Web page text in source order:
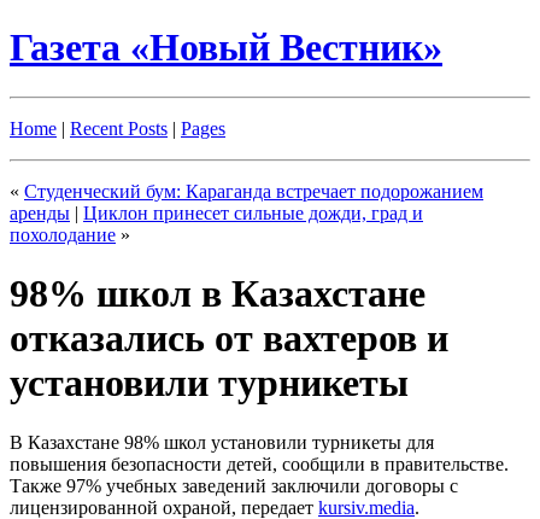
Газета «Новый Вестник»
Home | Recent Posts | Pages
« Студенческий бум: Караганда встречает подорожанием
аренды | Циклон принесет сильные дожди, град и
похолодание »
98% школ в Казахстане
отказались от вахтеров и
установили турникеты
В Казахстане 98% школ установили турникеты для
повышения безопасности детей, сообщили в правительстве.
Также 97% учебных заведений заключили договоры с
лицензированной охраной, передает kursiv.media.